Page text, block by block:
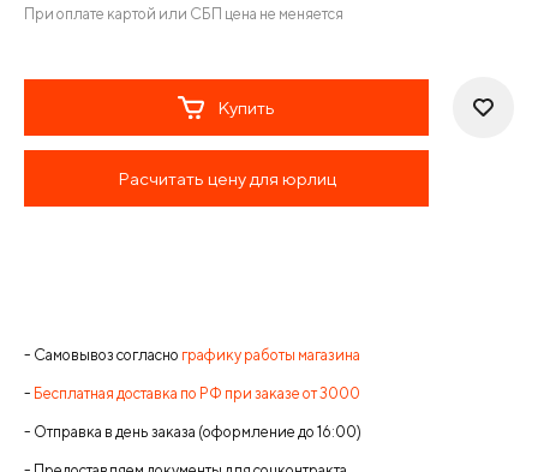
При оплате картой или СБП цена не меняется
Купить
Расчитать цену для юрлиц
- Самовывоз согласно графику работы магазина
- Бесплатная доставка по РФ при заказе от 3000
- Отправка в день заказа (оформление до 16:00)